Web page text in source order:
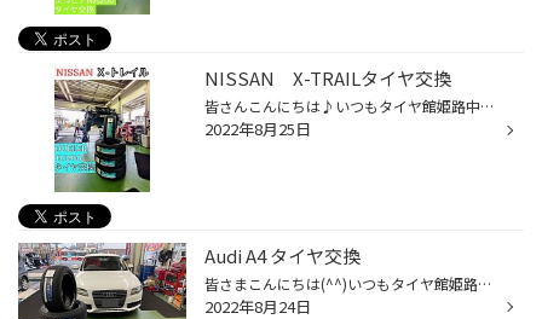
NISSAN X-TRAILタイヤ交換
皆さんこんにちは♪いつもタイヤ館姫路中央店WEBをご覧いただき誠にありがとうございます！！ 本日はNISSANのX-トレイルのタイヤ交換についてご紹介します！ 今回ご購入されたのはDUELER H/L850です！ DUELER H/L850の詳細はコチラ こちらのタイヤはSUV専用設計のタイヤになるので今回のX-トレイルに...
2022年8月25日
Audi A4 タイヤ交換
皆さまこんにちは(^^)いつもタイヤ館姫路中央店webをご覧いただき誠にありがとうございます！ 本日はAudi A4のタイヤ交換をご紹介します！ お選び頂いたのは当店1番人気商品のREGNO GR-XⅡです！ 詳細はこちらをtap この度はタイヤ館姫路中央店をご利用頂き誠にありがとうございます！また後日100km...
2022年8月24日